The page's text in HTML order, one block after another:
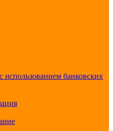
использованием банковских